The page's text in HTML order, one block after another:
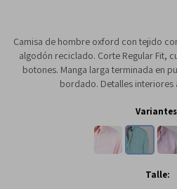
Camisa de hombre oxford con tejido
algodón reciclado. Corte Regular Fit,
botones. Manga larga terminada en
bordado. Detalles interiores
Talle: